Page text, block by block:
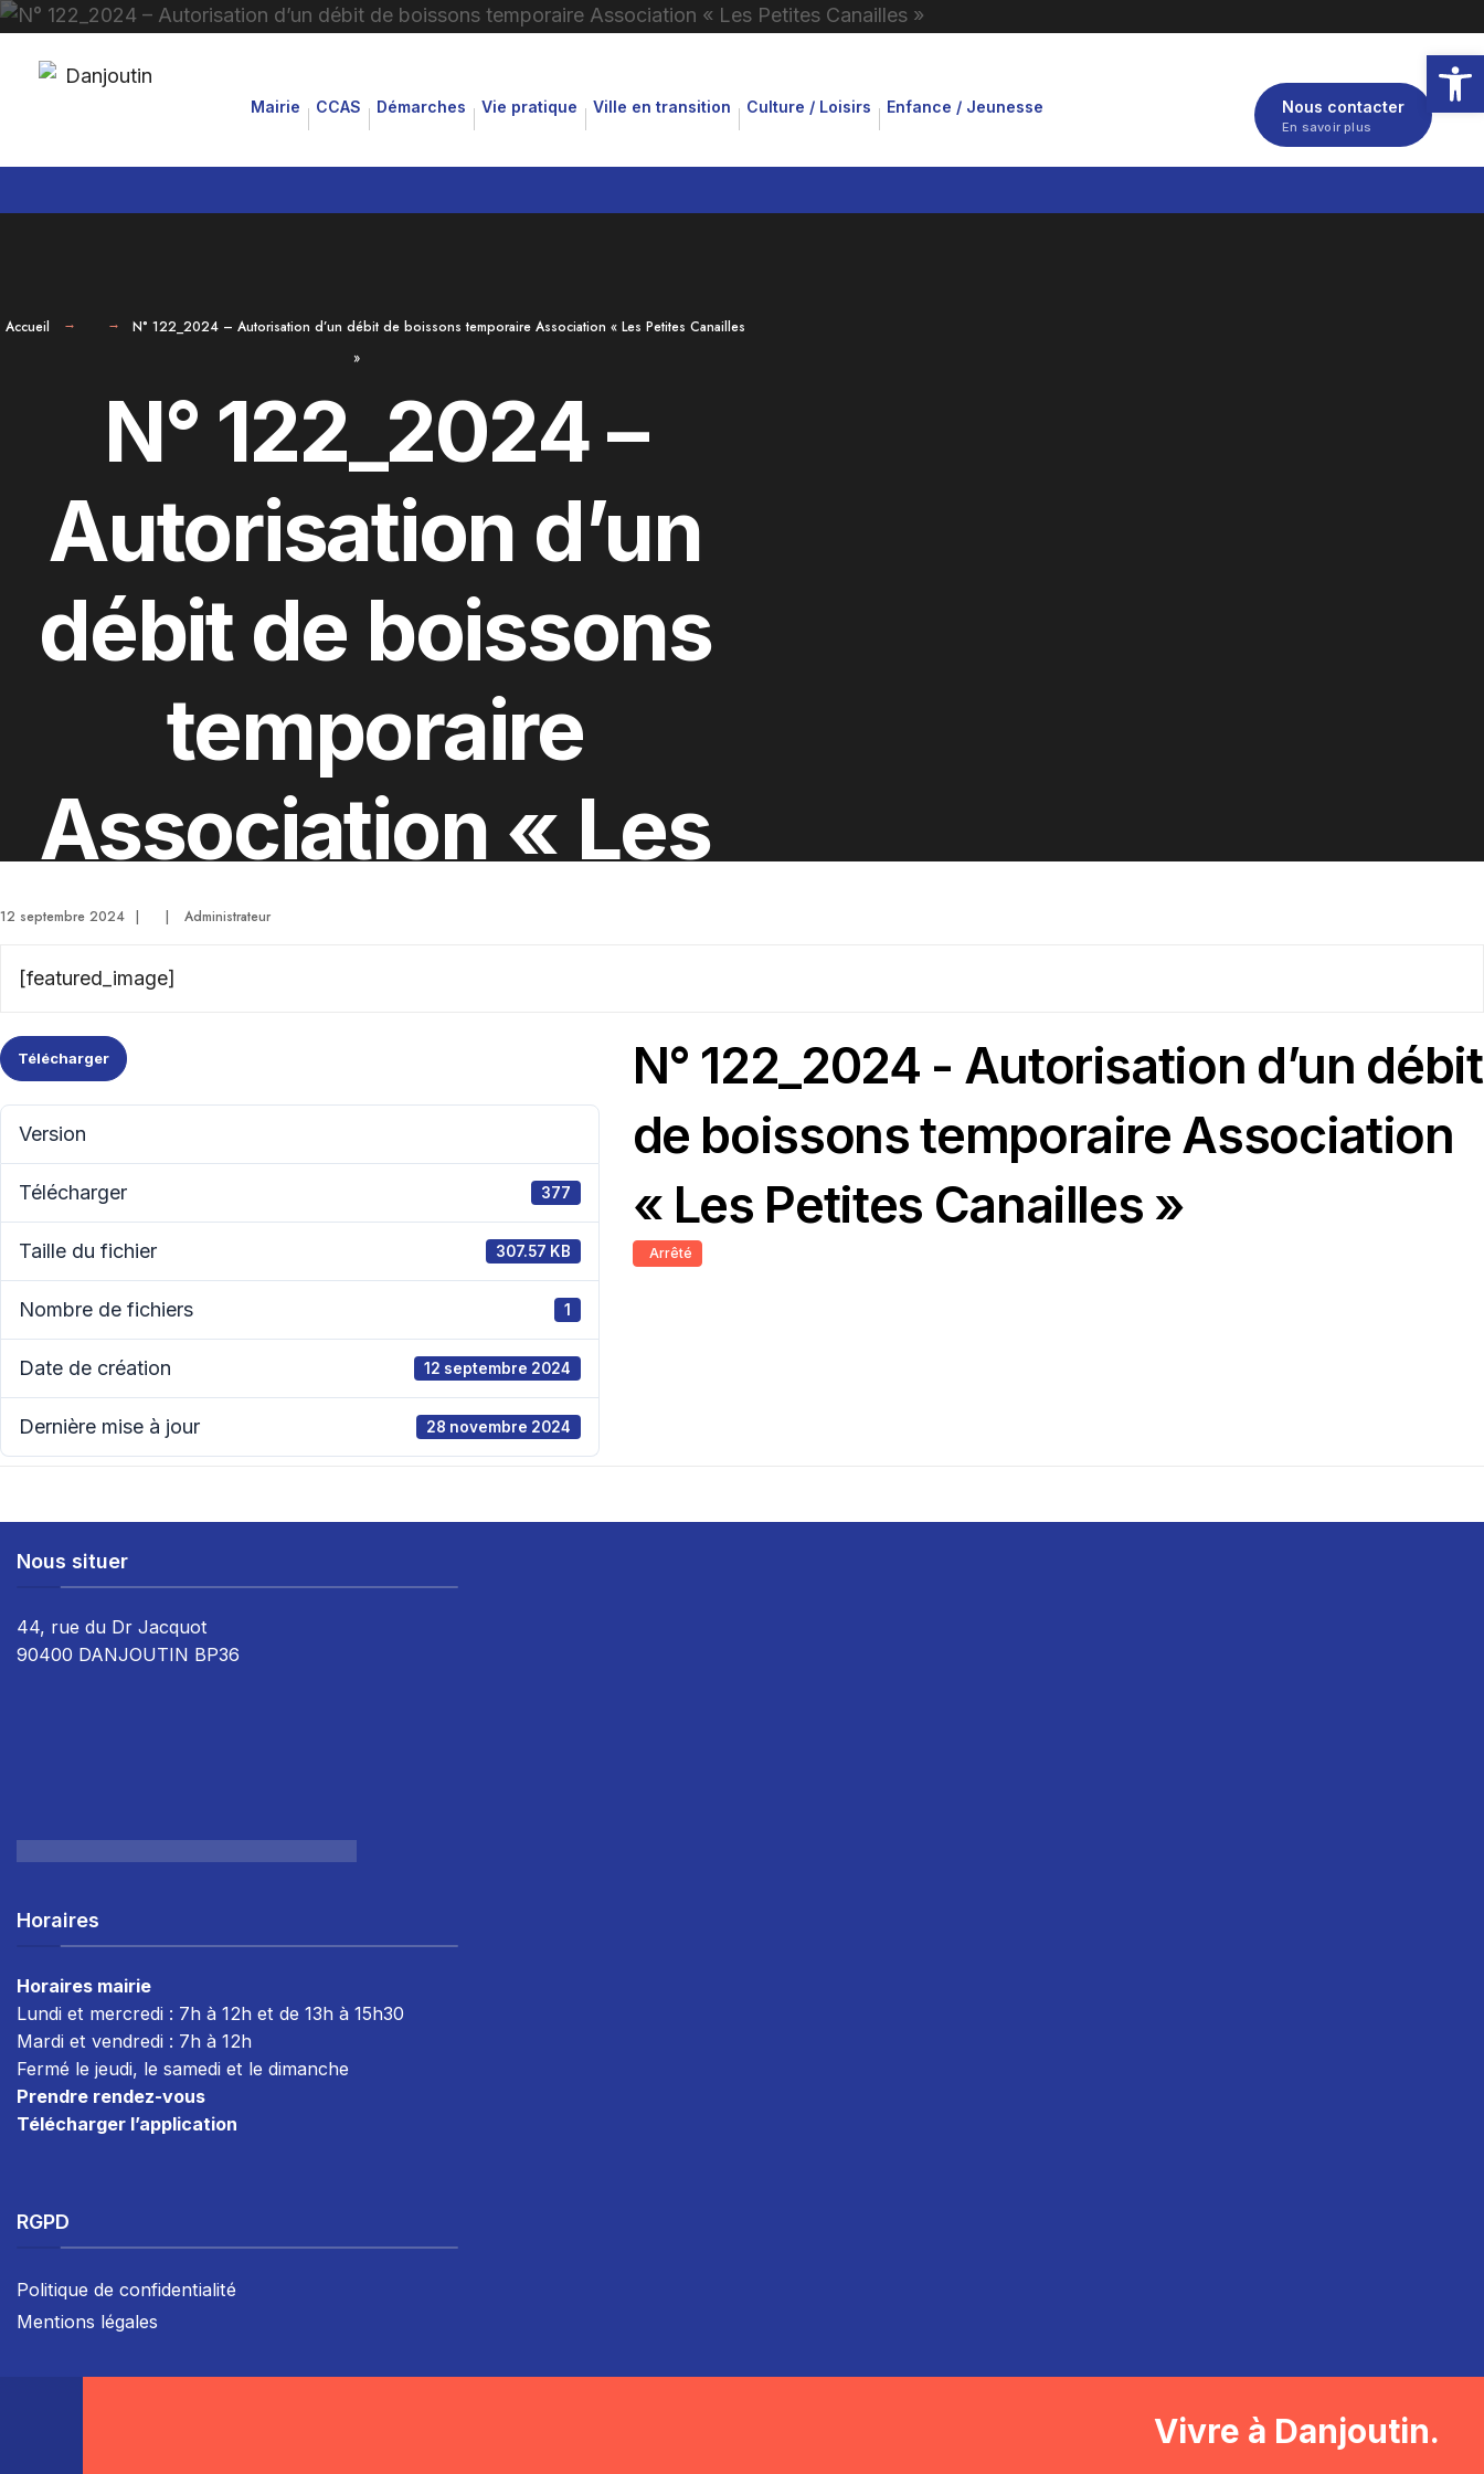
Mairie CCAS Démarches Vie pratique Ville en transition Culture / Loisirs Enfance / Jeunesse Nous contacter
En savoir plus
Accueil
N° 122_2024 – Autorisation d’un débit de boissons temporaire Association « Les Petites Canailles
»
N° 122_2024 –
Autorisation d’un
débit de boissons
temporaire
Association « Les
Petites Canailles »
12 septembre 2024 | | Administrateur
[featured_image]
Télécharger
Version
Télécharger 377
Taille du fichier 307.57 KB
Nombre de fichiers 1
Date de création 12 septembre 2024
Dernière mise à jour 28 novembre 2024
N° 122_2024 - Autorisation d’un débit
de boissons temporaire Association
« Les Petites Canailles »
Arrêté
Nous situer
44, rue du Dr Jacquot
90400 DANJOUTIN BP36
Horaires
Horaires mairie
Lundi et mercredi : 7h à 12h et de 13h à 15h30
Mardi et vendredi : 7h à 12h
Fermé le jeudi, le samedi et le dimanche
Prendre rendez-vous
Télécharger l’application
RGPD
Politique de confidentialité
Mentions légales
Vivre à Danjoutin.
Ouvrir